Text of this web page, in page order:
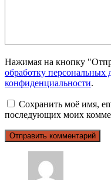
Нажимая на кнопку
обработку персональных
конфиденциальности.
Сохранить моё имя,
последующих моих